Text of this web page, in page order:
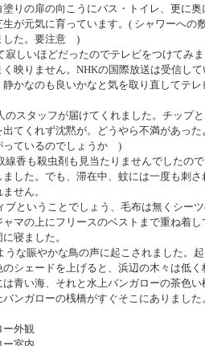
りの扉の向こうにバス・トイレ、更に奥
が元気に育っています。 ( シャワーへの
した。要注意 )
寂しいほどだったのでテレビをつけてみ
映りません。 NHKの国際放送は受信して
かなのも良いかなと気を取り直してテレ
のスタッフが届けてくれました。チップ
てくれず沈黙が。どうやら不満があった
っているのでしょうか )
線香も殺虫剤も見当たりませんでしたの
した。でも、滞在中、蚊には一度も刺さ
せん。
ブということでしょう、毛布は無くシー
マの上にフリースのベストまで重ね着し
寝ました。
うな賑やかな鳥の声に起こされました。
シェードを上げると、浜辺の木々は低く
青い海、それと水上バンガローの茶色い
ンガローの桟橋がすぐそこにありました
外観